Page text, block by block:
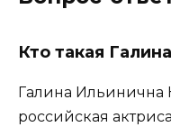
Кто такая
Галина Ильинична
российская